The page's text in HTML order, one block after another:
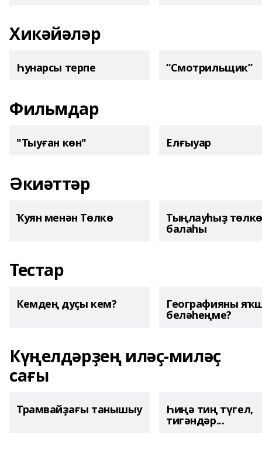
Хикәйәләр
Һунарсы терпе “Смотрильщик”
Фильмдар
"Тыуған көн" Елғыуар
Әкиәттәр
Ҡуян менән Төлкө Тыңлауһыҙ төлкө
балаһы
Тестар
Кемдең дуҫы кем? Географияны
беләһеңме?
Күңелдәрҙең иләҫ-миләҫ
сағы
Трамвайҙағы танышыу Һиңә тиң түгел,
тигәндәр...